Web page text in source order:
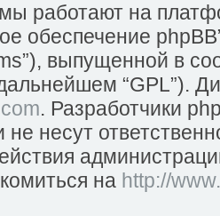
работают на
обеспечение
выпущенной в
“GPL”).
. Разработчики
не несут
на http://